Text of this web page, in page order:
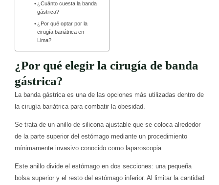
¿Cuánto cuesta la banda
gástrica?
¿Por qué optar por la
cirugía bariátrica en
Lima?
¿Por qué elegir la cirugía de banda
gástrica?
La banda gástrica es una de las opciones más utilizadas dentro de
la cirugía bariátrica para combatir la obesidad.
Se trata de un anillo de silicona ajustable que se coloca alrededor
de la parte superior del estómago mediante un procedimiento
mínimamente invasivo conocido como laparoscopia.
Este anillo divide el estómago en dos secciones: una pequeña
bolsa superior y el resto del estómago inferior. Al limitar la cantidad